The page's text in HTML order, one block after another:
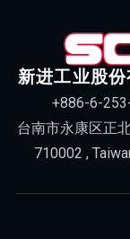
新进工业股
+886-6-
台南市永康区正
710002 ,